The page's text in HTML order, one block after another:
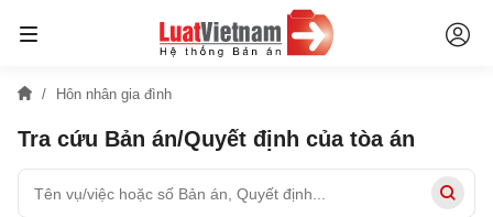
Hôn nhân gia đình
Tra cứu Bản án/Quyết định của tòa án